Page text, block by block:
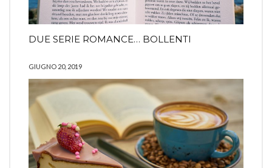
DUE SERIE ROMANCE… BOLLENTI
GIUGNO 20, 2019